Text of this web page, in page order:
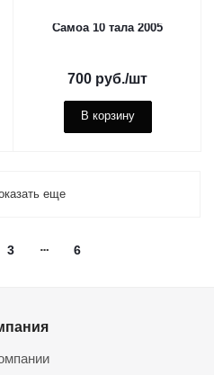
Самоа 10 тала 2005
700 руб./шт
В корзину
еще
3 6